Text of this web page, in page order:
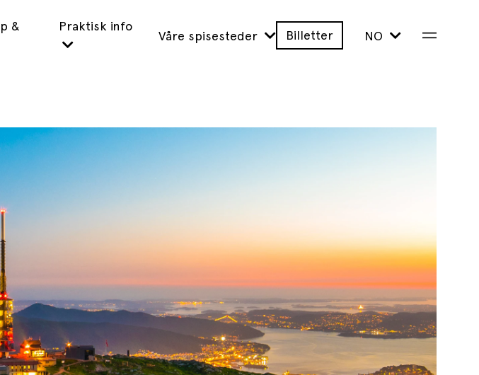
&
Praktisk info
Våre spisesteder Billetter NO